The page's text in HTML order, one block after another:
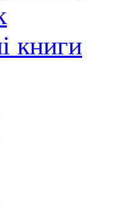
книги